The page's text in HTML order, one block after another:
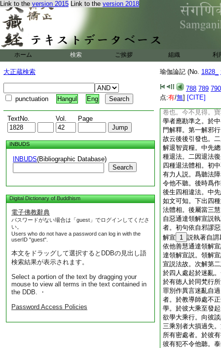
Link to the version 2015 Link to the version 2018
ホーム 検索 ご挨拶 組織 利
大正蔵検索
punctuation Hangul Eng
TextNo. Vol. Page
INBUDS
INBUDS(Bibliographic Database)
Search
Digital Dictionary of Buddhism
電子佛教辭典
パスワードがない場合は「guest」でログインしてくださ
い。
Users who do not have a password can log in with the
userID "guest".
本文をドラッグして選択するとDDBの見出し語
検索結果が表示されます。
Select a portion of the text by dragging your
mouse to view all terms in the text contained in
the DDB. ・
Password Access Policies
瑜伽論記 (No. 1828_
788 789 790
点:有/無] [CITE]
問。云此中初四是
無異想。總是無忘
是大悲攝者。謂無
三當知是一切種妙
立品已廣顯示者。
出彼諸隨好者。景
中分出餘經諸好義
所説隨好。當知分
好。上來次第決擇
釋寶積經文。此寶
卷也。今不見得。
學者應勘準之。於
門解釋。第一解邪
故云後後引發也。
解退智資糧。中先
種退法。二因退法
四種退法體相。初
有力人説。爲聽法
令他不聽。後時爲
後生四相違法。中
如文可知。下出四
法體相。後屬當三
自惡通達領解宣説
者。初句依自邪謬
解宣
1 説執著自謂
依他善慧通達領解
達領解宣説。領解
宣説法故。次解第
於四人處起於迷亂
於有徳人於同梵行
罪別作異言迷亂自
者。於教導師處不
學。於彼大乘至發
欲學大乘行。向彼
三乘別者大損過失
所有密處者。於彼
彼有犯不令他聽。